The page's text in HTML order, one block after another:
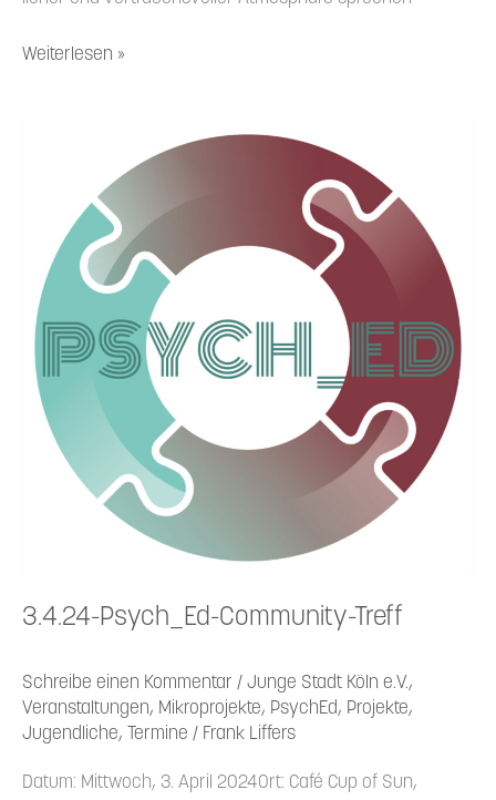
Weiterlesen »
3.4.24-Psych_Ed-Community-Treff
Schreibe einen Kommentar / Junge Stadt Köln e.V.,
Veranstaltungen, Mikroprojekte, PsychEd , Projekte,
Jugendliche, Termine / Frank Liffers
Datum: Mittwoch, 3. April 2024Ort: Café Cup of Sun,
Community-